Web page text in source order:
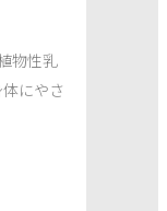
物性乳
にやさ